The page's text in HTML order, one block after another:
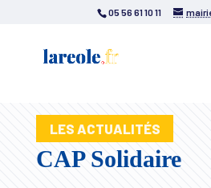
05 56 61 10 11
LES ACTUALITÉS
CAP Solidaire